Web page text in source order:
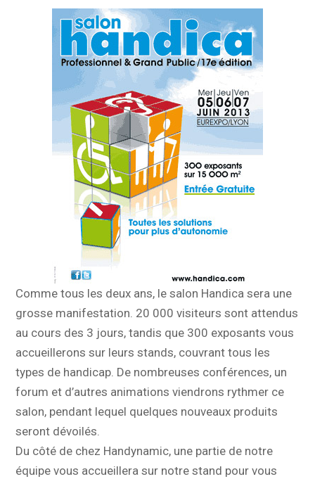
Comme tous les deux ans, le salon Handica sera une
grosse manifestation. 20 000 visiteurs sont attendus
au cours des 3 jours, tandis que 300 exposants vous
accueillerons sur leurs stands, couvrant tous les
types de handicap. De nombreuses conférences, un
forum et d’autres animations viendrons rythmer ce
salon, pendant lequel quelques nouveaux produits
seront dévoilés.
Du côté de chez Handynamic, une partie de notre
équipe vous accueillera sur notre stand pour vous